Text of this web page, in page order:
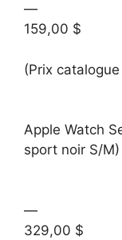
—
159,00 $
(Prix
Apple Watch
sport noir S/M)
—
329,00 $